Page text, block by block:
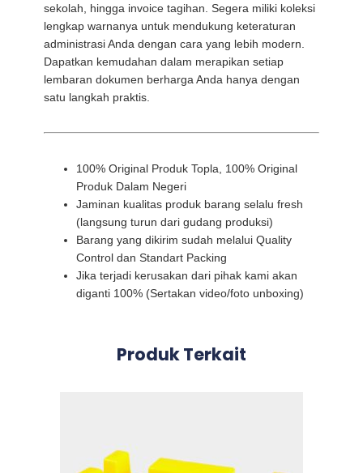
sekolah, hingga invoice tagihan. Segera miliki koleksi
lengkap warnanya untuk mendukung keteraturan
administrasi Anda dengan cara yang lebih modern.
Dapatkan kemudahan dalam merapikan setiap
lembaran dokumen berharga Anda hanya dengan
satu langkah praktis.
100% Original Produk Topla, 100% Original
Produk Dalam Negeri
Jaminan kualitas produk barang selalu fresh
(langsung turun dari gudang produksi)
Barang yang dikirim sudah melalui Quality
Control dan Standart Packing
Jika terjadi kerusakan dari pihak kami akan
diganti 100% (Sertakan video/foto unboxing)
Produk Terkait